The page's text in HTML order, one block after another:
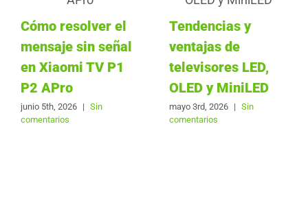
Cómo resolver el
mensaje sin señal
en Xiaomi TV P1
P2 APro
junio 5th, 2026 | Sin
comentarios
Tendencias y
ventajas de
televisores LED,
OLED y MiniLED
mayo 3rd, 2026 | Sin
comentarios